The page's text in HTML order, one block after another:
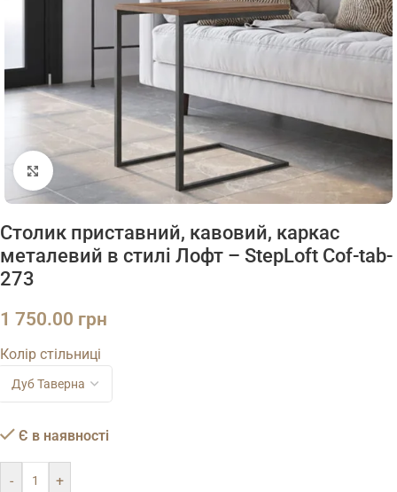
Натисніть, щоб збільшити
Столик приставний, кавовий, каркас
металевий в стилі Лофт – StepLoft Cof-tab-
273
1 750.00 грн
Колір стільниці
Є в наявності
- +